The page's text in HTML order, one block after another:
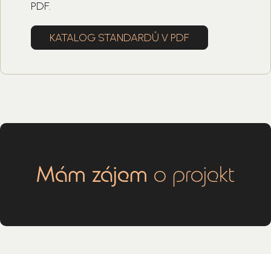
PDF.
KATALOG STANDARDŮ V PDF
Mám zájem o projekt